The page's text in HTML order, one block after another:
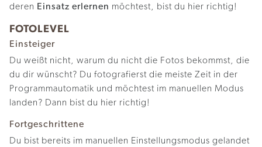
deren Einsatz erlernen möchtest, bist du hier richtig!
FOTOLEVEL
Einsteiger
Du weißt nicht, warum du nicht die Fotos bekommst, die
du dir wünscht? Du fotografierst die meiste Zeit in der
Programmautomatik und möchtest im manuellen Modus
landen? Dann bist du hier richtig!
Fortgeschrittene
Du bist bereits im manuellen Einstellungsmodus gelandet